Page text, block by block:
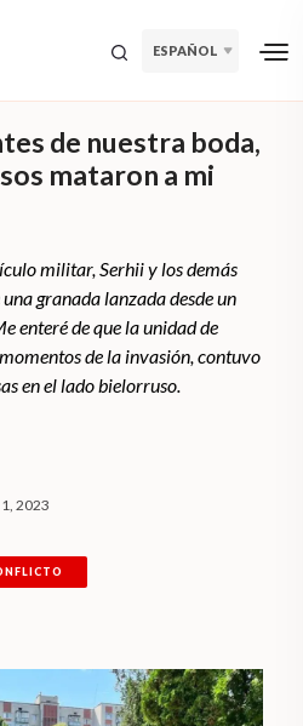
ESPAÑOL
de nuestra boda,
mataron a mi
militar, Serhii y los demás
granada lanzada desde un
enteré de que la unidad de
de la invasión, contuvo
en el lado bielorruso.
2023